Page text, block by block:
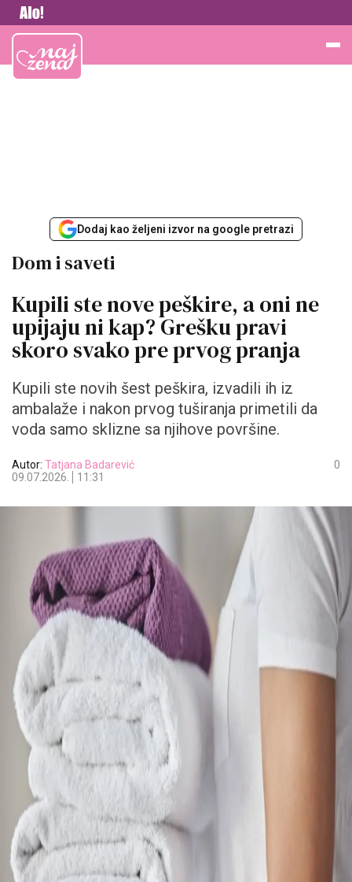
Vesti
Najžena
Dodaj kao željeni izvor na google pretrazi
Dom i saveti
Kupili ste nove peškire, a oni ne
upijaju ni kap? Grešku pravi
skoro svako pre prvog pranja
Kupili ste novih šest peškira, izvadili ih iz
ambalaže i nakon prvog tuširanja primetili da
voda samo sklizne sa njihove površine.
Autor: Tatjana Badarević
09.07.2026.
11:31
0